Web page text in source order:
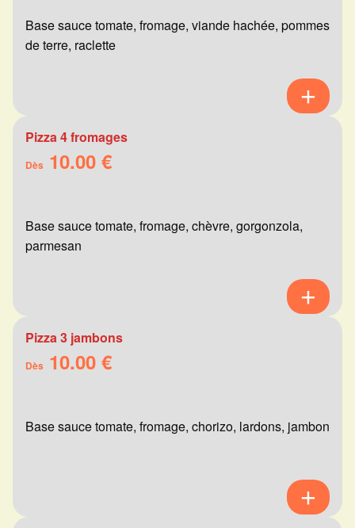
Base sauce tomate, fromage, viande hachée, pommes
de terre, raclette
Pizza 4 fromages
Dès 10.00 €
Base sauce tomate, fromage, chèvre, gorgonzola,
parmesan
Pizza 3 jambons
Dès 10.00 €
Base sauce tomate, fromage, chorizo, lardons, jambon